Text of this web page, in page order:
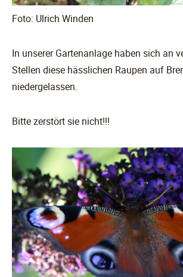
Foto: Ulrich Winden
In unserer Gartenanlage haben sich an
Stellen diese hässlichen Raupen auf
niedergelassen.
Bitte zerstört sie nicht!!!